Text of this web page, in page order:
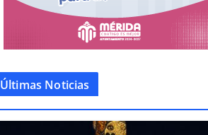
Últimas Noticias